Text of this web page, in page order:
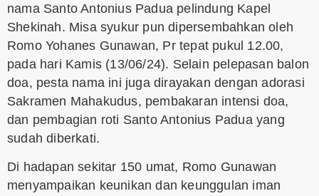
nama Santo Antonius Padua pelindung Kapel
Shekinah. Misa syukur pun dipersembahkan oleh
Romo Yohanes Gunawan, Pr tepat pukul 12.00,
pada hari Kamis (13/06/24). Selain pelepasan balon
doa, pesta nama ini juga dirayakan dengan adorasi
Sakramen Mahakudus, pembakaran intensi doa,
dan pembagian roti Santo Antonius Padua yang
sudah diberkati.
Di hadapan sekitar 150 umat, Romo Gunawan
menyampaikan keunikan dan keunggulan iman